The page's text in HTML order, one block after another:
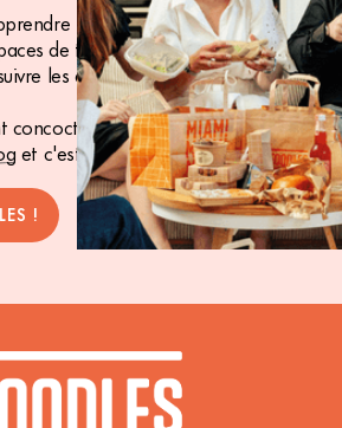
plus sur la RSE,
de travail, le bien-être au travail
les actualités Foodles ?
concocté un contenu aux petits
et c'est par là que ça se passe !
!